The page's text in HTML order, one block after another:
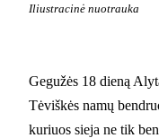
Iliustracinė nuotrauka
Gegužės 18 dieną
Tėviškės namų
kuriuos sieja ne tik